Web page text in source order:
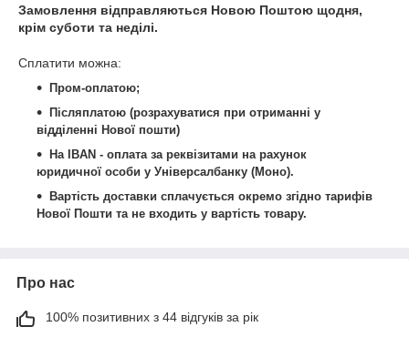
Замовлення відправляються Новою Поштою щодня,
крім суботи та неділі.
Сплатити можна:
Пром-оплатою;
Післяплатою (розрахуватися при отриманні у
відділенні Нової пошти)
На IBAN - оплата за реквізитами на рахунок
юридичної особи у Універсалбанку (Моно).
Вартість доставки сплачується окремо згідно тарифів
Нової Пошти та не входить у вартість товару.
Про нас
100% позитивних з 44 відгуків за рік